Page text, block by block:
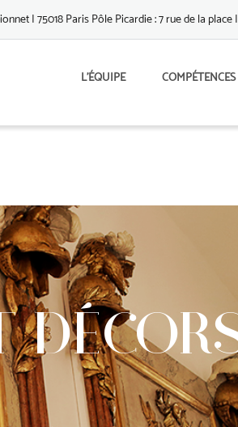
| 75018 Paris Pôle Picardie : 7 rue de la place
L’ÉQUIPE COMPÉTENCES